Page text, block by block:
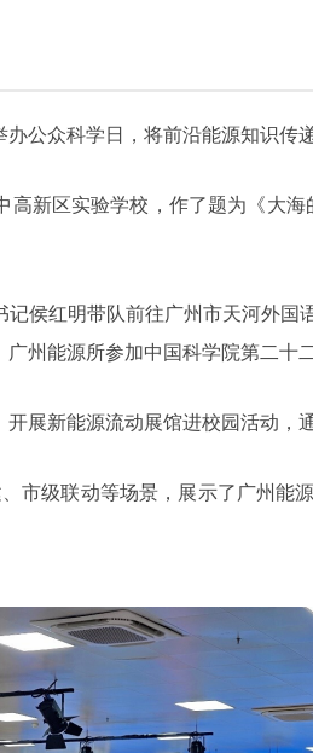
公众科学日，将前沿能源知识传
高新区实验学校，作了题为《
侯红明带队前往广州市天河外
州能源所参加中国科学院第二十
展新能源流动展馆进校园活动
市级联动等场景，展示了广州能